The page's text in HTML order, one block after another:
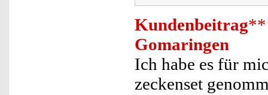
Kundenbeitrag**
Gomaringen
Ich habe es für
zeckenset